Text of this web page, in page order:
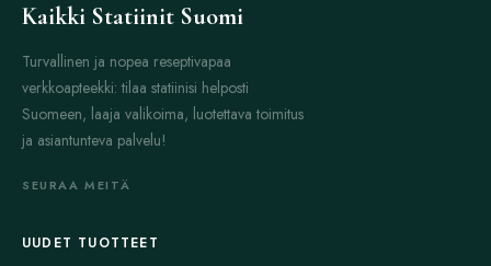
Kaikki Statiinit Suomi
Turvallinen ja nopea reseptivapaa
verkkoapteekki: tilaa statiinisi helposti
Suomeen, laaja valikoima, luotettava toimitus
ja asiantunteva palvelu!
SEURAA MEITÄ
UUDET TUOTTEET